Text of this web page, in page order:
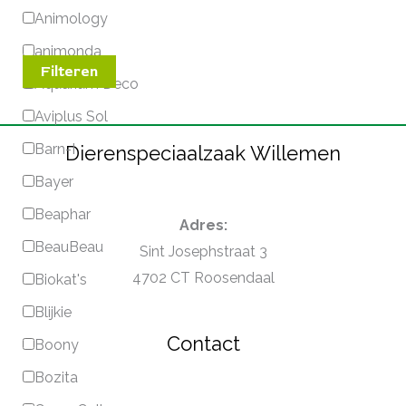
Animology
animonda
Aquarium Deco
Aviplus Sol
Barn-I
Bayer
Beaphar
BeauBeau
Biokat's
Blijkie
Boony
Bozita
Filteren
Dierenspeciaalzaak Willemen
Adres:
Sint Josephstraat 3
4702 CT Roosendaal
Contact